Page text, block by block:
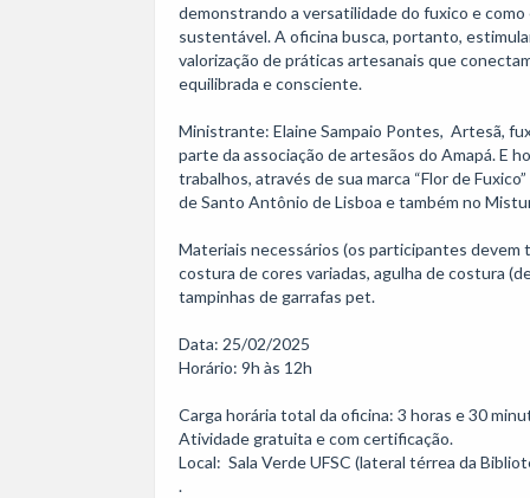
demonstrando a versatilidade do fuxico e
sustentável. A oficina busca, portanto,
valorização de práticas artesanais que
equilibrada e consciente.
Ministrante: Elaine Sampaio Pontes,  Artesã,
parte da associação de artesãos do Amapá. E
trabalhos, através de sua marca “Flor de
de Santo Antônio de Lisboa e também no
Materiais necessários (os participantes devem
costura de cores variadas, agulha de costura
tampinhas de garrafas pet.
Data: 25/02/2025
Horário: 9h às 12h
Carga horária total da oficina: 3 horas e 30
Atividade gratuita e com certificação.
Local:  Sala Verde UFSC (lateral térrea da
.